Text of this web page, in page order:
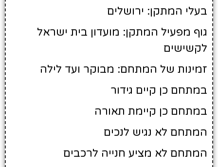
בעלי המתקן: ירושלים
גוף מפעיל המתקן: מועדון בית ישראל
לקשישים
זמינות של המתחם: מבוקר ועד לילה
במתחם כן קיים גידור
במתחם כן קיימת תאורה
המתחם לא נגיש לנכים
המתחם לא מציע חנייה לרכבים